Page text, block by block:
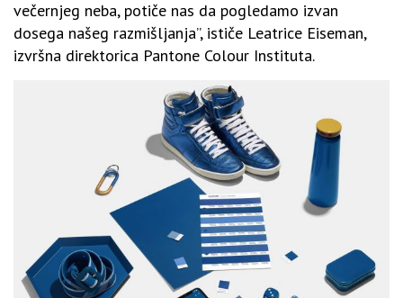
večernjeg neba, potiče nas da pogledamo izvan
dosega našeg razmišljanja”, ističe Leatrice Eiseman,
izvršna direktorica Pantone Colour Instituta.